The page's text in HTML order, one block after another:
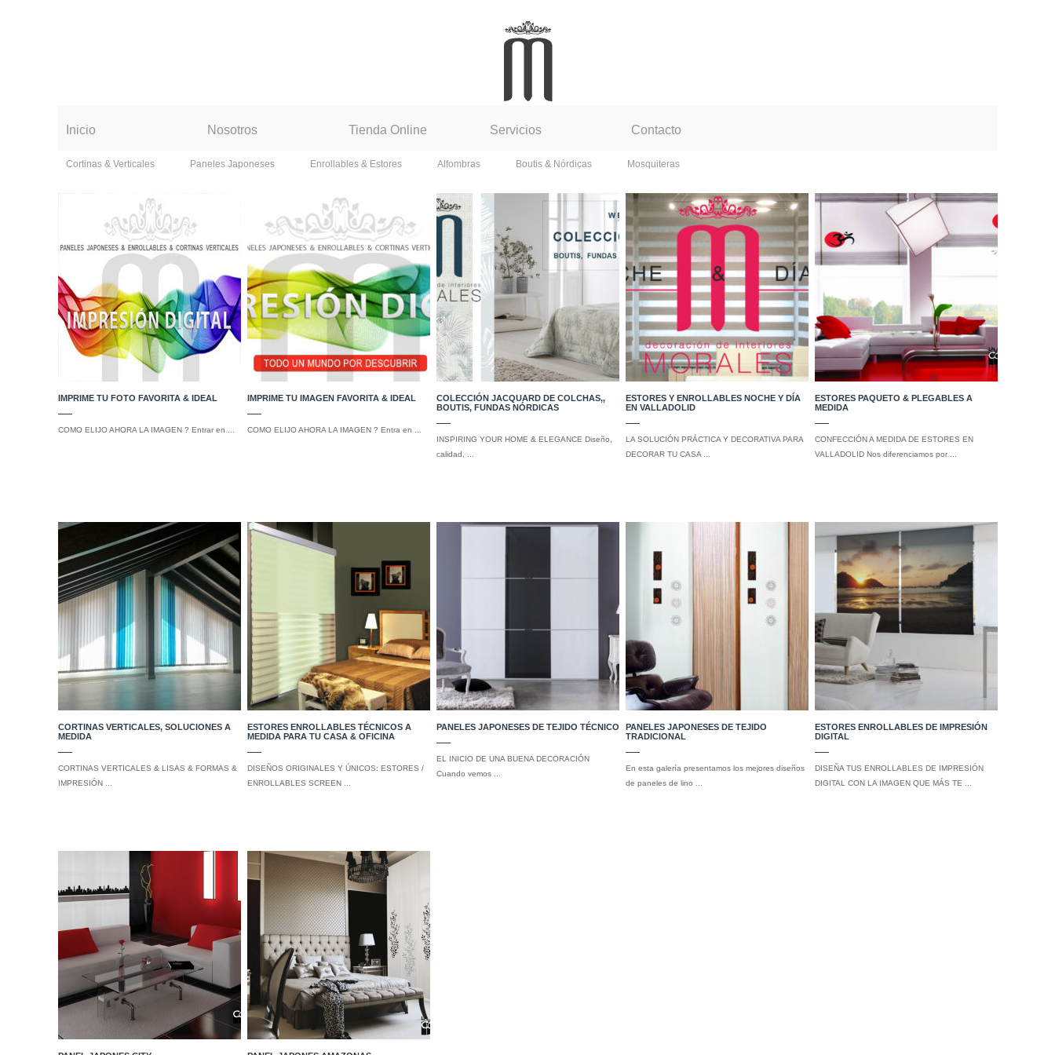
Inicio Nosotros Tienda Online Servicios Contacto
Cortinas & Verticales Paneles Japoneses Enrollables & Estores Alfombras Boutis & Nórdicas Mosquiteras
IMPRIME TU FOTO FAVORITA & IDEAL
COMO ELIJO AHORA LA IMAGEN ? Entrar en ...
IMPRIME TU IMAGEN FAVORITA & IDEAL
COMO ELIJO AHORA LA IMAGEN ? Entra en ...
COLECCIÓN JACQUARD DE COLCHAS,,
BOUTIS, FUNDAS NÓRDICAS
INSPIRING YOUR HOME & ELEGANCE Diseño,
calidad, ...
ESTORES Y ENROLLABLES NOCHE Y DÍA
EN VALLADOLID
LA SOLUCIÓN PRÁCTICA Y DECORATIVA PARA
DECORAR TU CASA ...
ESTORES PAQUETO & PLEGABLES A
MEDIDA
CONFECCIÓN A MEDIDA DE ESTORES EN
VALLADOLID Nos diferenciamos por ...
CORTINAS VERTICALES, SOLUCIONES A
MEDIDA
CORTINAS VERTICALES & LISAS & FORMAS &
IMPRESIÓN ...
ESTORES ENROLLABLES TÉCNICOS A
MEDIDA PARA TU CASA & OFICINA
DISEÑOS ORIGINALES Y ÚNICOS: ESTORES /
ENROLLABLES SCREEN ...
PANELES JAPONESES DE TEJIDO TÉCNICO
EL INICIO DE UNA BUENA DECORACIÓN
Cuando vemos ...
PANELES JAPONESES DE TEJIDO
TRADICIONAL
En esta galería presentamos los mejores diseños
de paneles de lino ...
ESTORES ENROLLABLES DE IMPRESIÓN
DIGITAL
DISEÑA TUS ENROLLABLES DE IMPRESIÓN
DIGITAL CON LA IMAGEN QUE MÁS TE ...